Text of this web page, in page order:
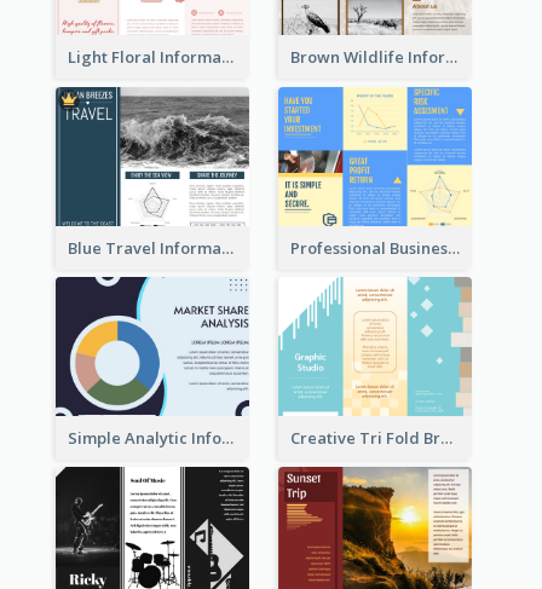
Light Floral Informational Tri Fold Brochure Brown Wildlife Informational Tri Fold Brochure
Blue Travel Informational Tri Fold Brochure Professional Business Informational Tri Fold Brochure
Simple Analytic Informational Brochure Creative Tri Fold Brochure